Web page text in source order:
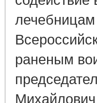
раненым